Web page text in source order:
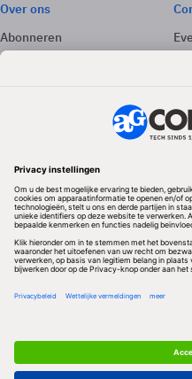
Over ons
Abonneren
Adverteren
Volg ons
Redactionele partner
Algemene Voorwaarden & Copyrights